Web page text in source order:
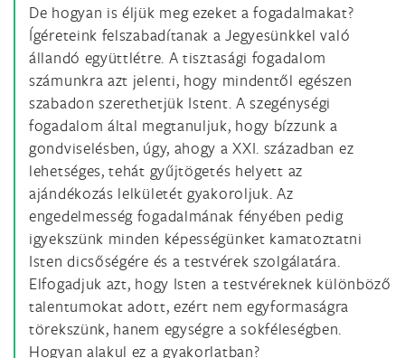
De hogyan is éljük meg ezeket a fogadalmakat?
Ígéreteink felszabadítanak a Jegyesünkkel való
állandó együttlétre. A tisztasági fogadalom
számunkra azt jelenti, hogy mindentől egészen
szabadon szerethetjük Istent. A szegénységi
fogadalom által megtanuljuk, hogy bízzunk a
gondviselésben, úgy, ahogy a XXI. században ez
lehetséges, tehát gyűjtögetés helyett az
ajándékozás lelkületét gyakoroljuk. Az
engedelmesség fogadalmának fényében pedig
igyekszünk minden képességünket kamatoztatni
Isten dicsőségére és a testvérek szolgálatára.
Elfogadjuk azt, hogy Isten a testvéreknek különböző
talentumokat adott, ezért nem egyformaságra
törekszünk, hanem egységre a sokféleségben.
Hogyan alakul ez a gyakorlatban?